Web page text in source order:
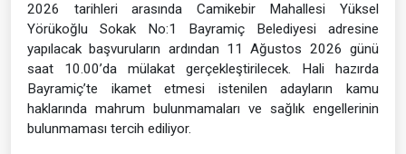
2026 tarihleri arasında Camikebir Mahallesi Yüksel
Yörükoğlu Sokak No:1 Bayramiç Belediyesi adresine
yapılacak başvuruların ardından 11 Ağustos 2026 günü
saat 10.00’da mülakat gerçekleştirilecek. Hali hazırda
Bayramiç’te ikamet etmesi istenilen adayların kamu
haklarında mahrum bulunmamaları ve sağlık engellerinin
bulunmaması tercih ediliyor.